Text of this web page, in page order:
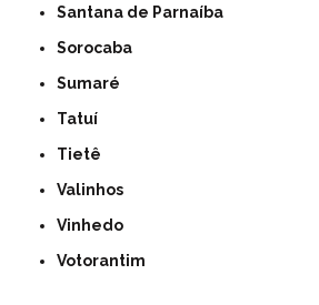
Santana de Parnaíba
Sorocaba
Sumaré
Tatuí
Tietê
Valinhos
Vinhedo
Votorantim